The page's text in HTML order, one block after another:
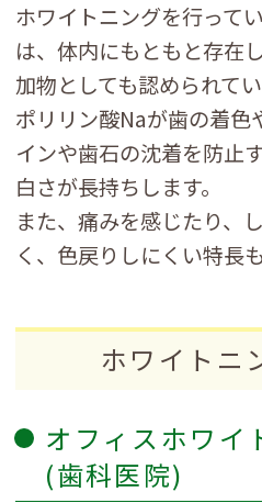
ホワイトニングを行って
は、体内にもともと存在
加物としても認められてい
ポリリン酸Naが歯の着色
インや歯石の沈着を防止
白さが長持ちします。
また、痛みを感じたり、
く、色戻りしにくい特長
ホワイトニ
オフィスホワイ
(歯科医院)